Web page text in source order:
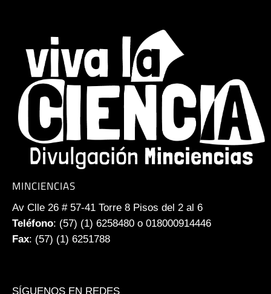
MINCIENCIAS
Av Clle 26 # 57-41 Torre 8 Pisos del 2 al 6
Teléfono: (57) (1) 6258480 o 018000914446
Fax: (57) (1) 6251788
SÍGUENOS EN REDES